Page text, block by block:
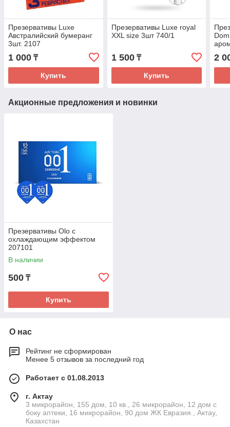
Презервативы Luxe
Австралийский бумеранг
3шт. 2107
1 000 ₸
Купить
Презервативы Luxe royal
XXL size 3шт 740/1
1 500₸
Купить
2
Акционные предложения и новинки
Презервативы Olo с
охлаждающим эффектом
207101
В наличии
500 ₸
Купить
О нас
Рейтинг не сформирован
Менее 5 отзывов за последний год
Работает с 01.08.2013
г. Актау
3 микрорайон, 155 дом, 10 кв., 26 микрорайон, 12 дом с
боку аптеки, 16 микрорайон, 90 дом ЖК Евразия., Актау,
Казахстан